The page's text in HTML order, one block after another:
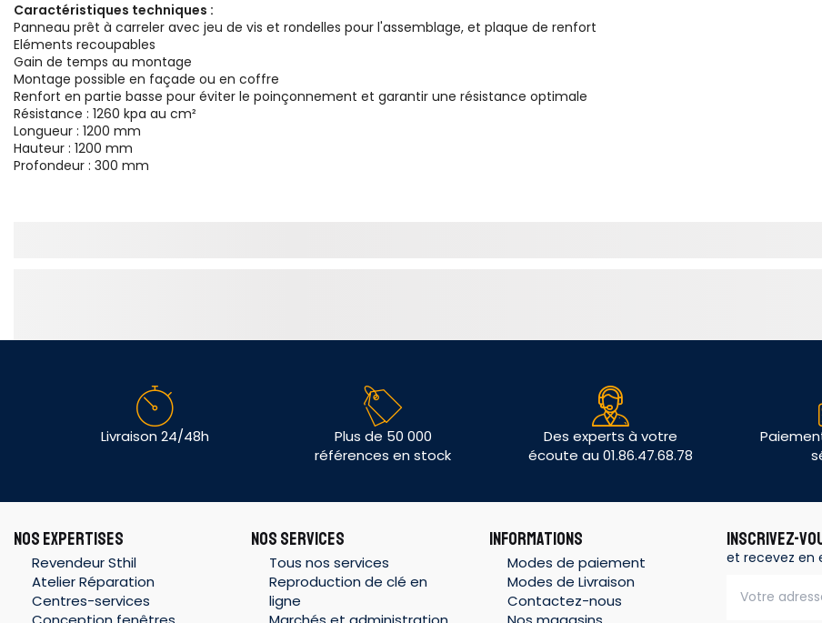
Caractéristiques techniques :
Panneau prêt à carreler avec jeu de vis et rondelles pour l'assemblage, et plaque de renfort
Eléments recoupables
Gain de temps au montage
Montage possible en façade ou en coffre
Renfort en partie basse pour éviter le poinçonnement et garantir une résistance optimale
Résistance : 1260 kpa au cm²
Longueur : 1200 mm
Hauteur : 1200 mm
Profondeur : 300 mm
Livraison 24/48h
Plus de 50 000
références en stock
Des experts à votre
écoute au 01.86.47.68.78
NOS EXPERTISES
Revendeur Sthil
Atelier Réparation
Centres-services
NOS SERVICES
Tous nos services
Reproduction de clé en
ligne
INFORMATIONS
Modes de paiement
Modes de Livraison
Contactez-nous
INSCRIVEZ-
et recevez en